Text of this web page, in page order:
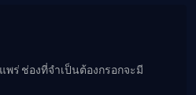
ร่ ช่องที่จำเป็นต้องกรอกจะมี